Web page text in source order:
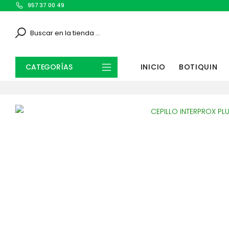
957 37 00 49
CATEGORÍAS INICIO BOTIQUIN